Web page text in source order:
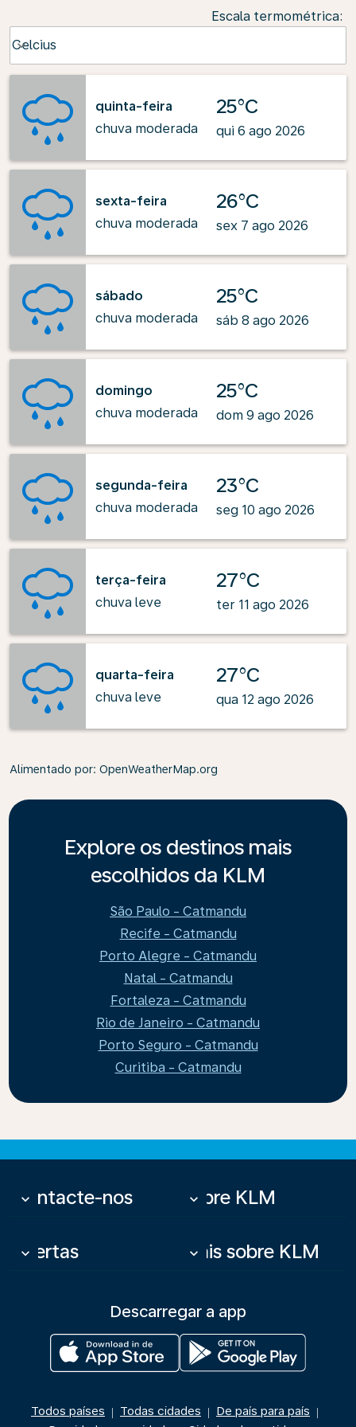
Escala termométrica:
Celcius
keyboard_arrow_down
quinta-feira
chuva moderada
25°C
qui 6 ago 2026
sexta-feira
chuva moderada
26°C
sex 7 ago 2026
sábado
chuva moderada
25°C
sáb 8 ago 2026
domingo
chuva moderada
25°C
dom 9 ago 2026
segunda-feira
chuva moderada
23°C
seg 10 ago 2026
terça-feira
chuva leve
27°C
ter 11 ago 2026
quarta-feira
chuva leve
27°C
qua 12 ago 2026
Alimentado por: OpenWeatherMap.org
Explore os destinos mais
escolhidos da KLM
São Paulo - Catmandu
Recife - Catmandu
Porto Alegre - Catmandu
Natal - Catmandu
Fortaleza - Catmandu
Rio de Janeiro - Catmandu
Porto Seguro - Catmandu
Curitiba - Catmandu
Contacte-nos
keyboard_arrow_down Sobre KLM
keyboard_arrow_down
Ofertas
keyboard_arrow_down Mais sobre KLM
keyboard_arrow_down
Descarregar a app
Todos países | Todas cidades | De país para país |